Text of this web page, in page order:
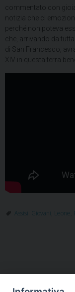
commentato con
notizia che ci
perché non poteva
che, arrivando da
di San Francesco,
XIV in questa terra
Assisi. Giovani Leone